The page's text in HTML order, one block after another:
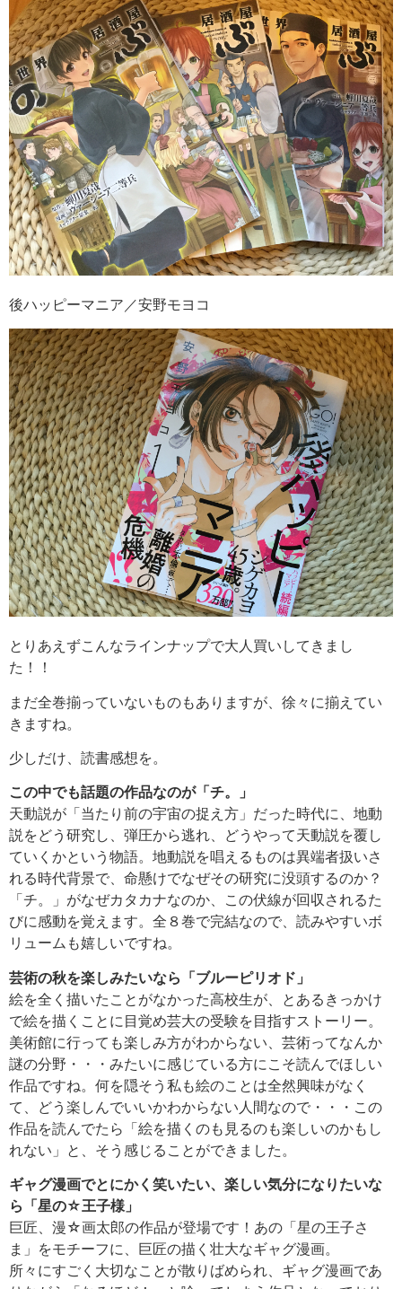
後ハッピーマニア／安野モヨコ
とりあえずこんなラインナップで大人買いしてきまし
た！！
まだ全巻揃っていないものもありますが、徐々に揃えてい
きますね。
少しだけ、読書感想を。
この中でも話題の作品なのが「チ。」
天動説が「当たり前の宇宙の捉え方」だった時代に、地動
説をどう研究し、弾圧から逃れ、どうやって天動説を覆し
ていくかという物語。地動説を唱えるものは異端者扱いさ
れる時代背景で、命懸けでなぜその研究に没頭するのか？
「チ。」がなぜカタカナなのか、この伏線が回収されるた
びに感動を覚えます。全８巻で完結なので、読みやすいボ
リュームも嬉しいですね。
芸術の秋を楽しみたいなら「ブルーピリオド」
絵を全く描いたことがなかった高校生が、とあるきっかけ
で絵を描くことに目覚め芸大の受験を目指すストーリー。
美術館に行っても楽しみ方がわからない、芸術ってなんか
謎の分野・・・みたいに感じている方にこそ読んでほしい
作品ですね。何を隠そう私も絵のことは全然興味がなく
て、どう楽しんでいいかわからない人間なので・・・この
作品を読んでたら「絵を描くのも見るのも楽しいのかもし
れない」と、そう感じることができました。
ギャグ漫画でとにかく笑いたい、楽しい気分になりたいな
ら「星の☆王子様」
巨匠、漫☆画太郎の作品が登場です！あの「星の王子さ
ま」をモチーフに、巨匠の描く壮大なギャグ漫画。
所々にすごく大切なことが散りばめられ、ギャグ漫画であ